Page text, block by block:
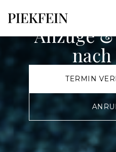
Est. 2018
Anzüge
nach
TERMIN